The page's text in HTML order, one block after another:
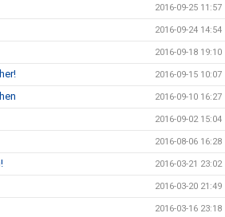
2016-09-25 11:57
2016-09-24 14:54
2016-09-18 19:10
2016-09-15 10:07
2016-09-10 16:27
2016-09-02 15:04
2016-08-06 16:28
2016-03-21 23:02
2016-03-20 21:49
2016-03-16 23:18